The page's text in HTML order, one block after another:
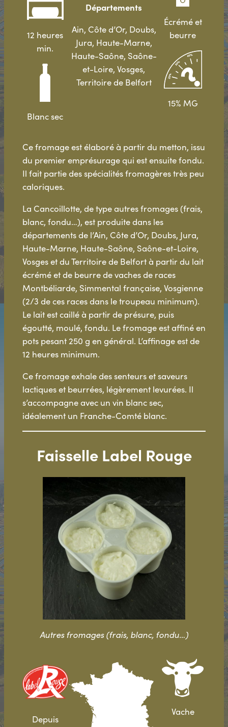
12 heures
min.
Blanc sec
Départements
Ain, Côte d’Or, Doubs,
Jura, Haute-Marne,
Haute-Saône, Saône-
et-Loire, Vosges,
Territoire de Belfort
Écrémé et
beurre
15% MG
Ce fromage est élaboré à partir du metton, issu
du premier emprésurage qui est ensuite fondu.
Il fait partie des spécialités fromagères très peu
caloriques.
La Cancoillotte, de type autres fromages (frais,
blanc, fondu…), est produite dans les
départements de l’Ain, Côte d’Or, Doubs, Jura,
Haute-Marne, Haute-Saône, Saône-et-Loire,
Vosges et du Territoire de Belfort à partir du lait
écrémé et de beurre de vaches de races
Montbéliarde, Simmental française, Vosgienne
(2/3 de ces races dans le troupeau minimum).
Le lait est caillé à partir de présure, puis
égoutté, moulé, fondu. Le fromage est affiné en
pots pesant 250 g en général. L’affinage est de
12 heures minimum.
Ce fromage exhale des senteurs et saveurs
lactiques et beurrées, légèrement levurées. Il
s’accompagne avec un vin blanc sec,
idéalement un Franche-Comté blanc.
Faisselle Label Rouge
Autres fromages (frais, blanc, fondu…)
Depuis
Vache